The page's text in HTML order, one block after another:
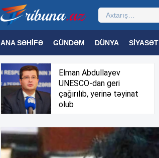
ANA SƏHIFƏ GÜNDƏM DÜNYA SIYASƏT
MƏDƏNIYYƏT MAQAZIN TEXNOLOGIYA
Elman Abdullayev
UNESCO-dan geri
çağırılıb, yerinə təyinat
olub